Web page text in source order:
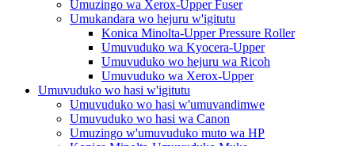
Umuzingo wa Xerox-Upper Fuser
Umukandara wo hejuru w'igitutu
Konica Minolta-Upper Pressure Roller
Umuvuduko wa Kyocera-Upper
Umuvuduko wo hejuru wa Ricoh
Umuvuduko wa Xerox-Upper
Umuvuduko wo hasi w'igitutu
Umuvuduko wo hasi w'umuvandimwe
Umuvuduko wo hasi wa Canon
Umuzingo w'umuvuduko muto wa HP